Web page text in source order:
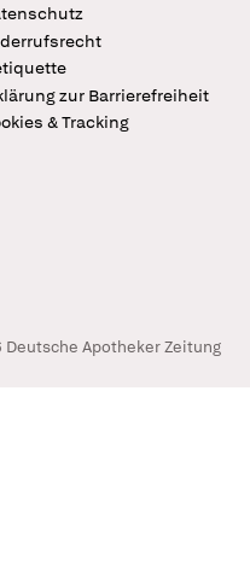
zur Barrierefreiheit
& Tracking
Deutsche Apotheker Zeitung